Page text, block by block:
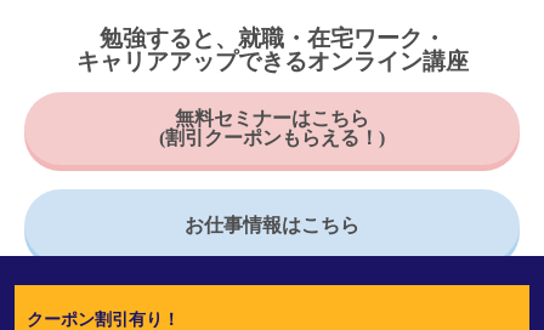
勉強すると、就職・在宅ワーク・
キャリアアップできるオンライン講座
無料セミナーはこちら
(割引クーポンもらえる！)
お仕事情報はこちら
クーポン割引有り！